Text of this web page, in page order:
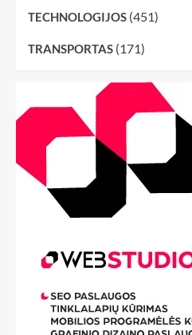
TECHNOLOGIJOS (451)
TRANSPORTAS (171)